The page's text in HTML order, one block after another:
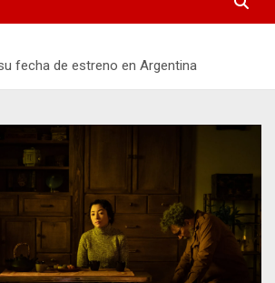
fecha de estreno en Argentina